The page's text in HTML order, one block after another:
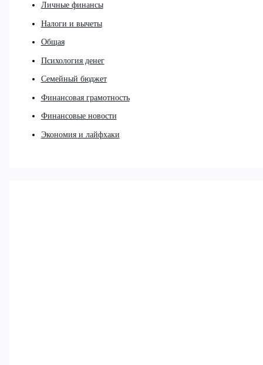
Личные финансы
Налоги и вычеты
Общая
Психология денег
Семейный бюджет
Финансовая грамотность
Финансовые новости
Экономия и лайфхаки